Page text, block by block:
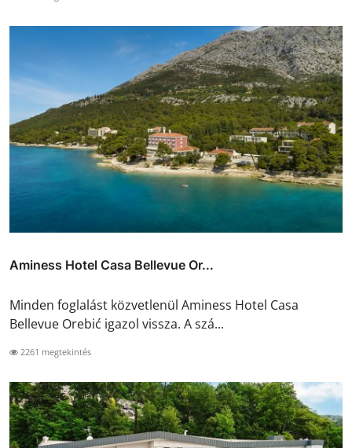
Aminess Hotel Casa Bellevue Or...
Minden foglalást közvetlenül Aminess Hotel Casa
Bellevue Orebić igazol vissza. A szá...
2261 megtekintés